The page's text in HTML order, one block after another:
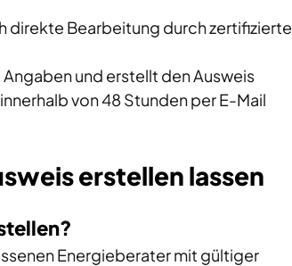
direkte Bearbeitung durch zertifizierte
und erstellt den Ausweis
von 48 Stunden per E-Mail
erstellen lassen
Energieberater mit gültiger